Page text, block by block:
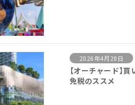
2026年4月28日
【オーチャード】
免税のススメ